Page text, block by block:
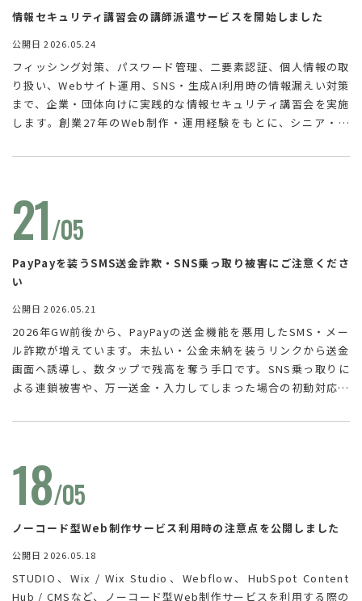
情報セキュリティ講習会の講師派遣サービスを開始しました
公開日 2026.05.24
フィッシング対策、パスワード管理、二要素認証、個人情報の取
り扱い、Webサイト運用、SNS・生成AI利用時の情報漏えい対策
まで、企業・団体向けに実践的な情報セキュリティ講習会を実施
します。創業27年のWeb制作・運用経験をもとに、シニア・デ
す。
21/05
PayPayを装うSMS送金詐欺・SNS乗っ取り被害にご注意くださ
い
公開日 2026.05.21
2026年GW前後から、PayPayの送金機能を悪用したSMS・メー
ル詐欺が増えています。未払い・公金未納を装うリンクから送金
画面へ誘導し、数タップで残高を奪う手口です。SNS乗っ取りに
よる連鎖被害や、万一送金・入力してしまった場合の初動対応、
18/05
ノーコード型Web制作サービス利用時の注意点を公開しました
公開日 2026.05.18
STUDIO、Wix / Wix Studio、Webflow、HubSpot Content
Hub / CMSなど、ノーコード型Web制作サービスを利用する際の